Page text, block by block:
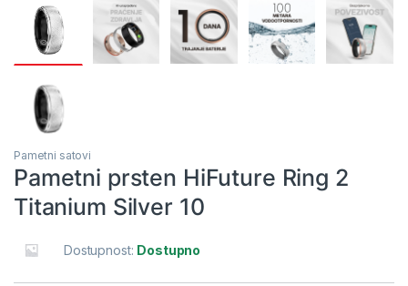
Pametni satovi
Pametni prsten HiFuture Ring 2
Titanium Silver 10
Dostupnost: Dostupno